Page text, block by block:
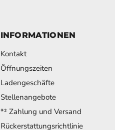
INFORMATIONEN
Kontakt
Öffnungszeiten
Ladengeschäfte
Stellenangebote
*² Zahlung und Versand
Rückerstattungsrichtlinie